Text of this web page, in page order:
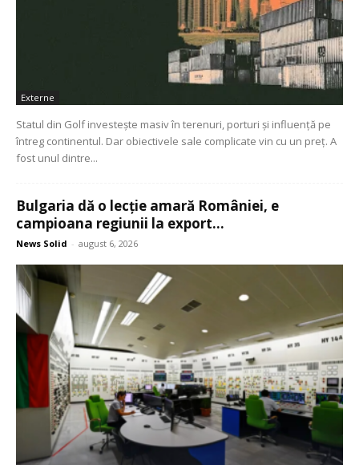
Externe
Statul din Golf investește masiv în terenuri, porturi și influență pe
întreg continentul. Dar obiectivele sale complicate vin cu un preț. A
fost unul dintre...
Bulgaria dă o lecție amară României, e
campioana regiunii la export...
News Solid - august 6, 2026